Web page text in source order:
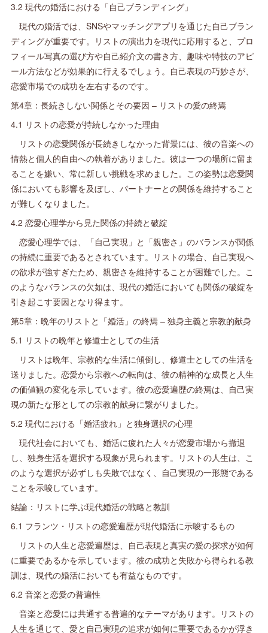
3.2 現代の婚活における「自己ブランディング」
現代の婚活では、SNSやマッチングアプリを通じた自己ブラン
ディングが重要です。リストの演出力を現代に応用すると、プロ
フィール写真の選び方や自己紹介文の書き方、趣味や特技のアピ
ール方法などが効果的に行えるでしょう。自己表現の巧妙さが、
恋愛市場での成功を左右するのです。
第4章：長続きしない関係とその要因 – リストの愛の終焉
4.1 リストの恋愛が持続しなかった理由
リストの恋愛関係が長続きしなかった背景には、彼の音楽への
情熱と個人的自由への執着がありました。彼は一つの場所に留ま
ることを嫌い、常に新しい挑戦を求めました。この姿勢は恋愛関
係においても影響を及ぼし、パートナーとの関係を維持すること
が難しくなりました。
4.2 恋愛心理学から見た関係の持続と破綻
恋愛心理学では、「自己実現」と「親密さ」のバランスが関係
の持続に重要であるとされています。リストの場合、自己実現へ
の欲求が強すぎたため、親密さを維持することが困難でした。こ
のようなバランスの欠如は、現代の婚活においても関係の破綻を
引き起こす要因となり得ます。
第5章：晩年のリストと「婚活」の終焉 – 独身主義と宗教的献身
5.1 リストの晩年と修道士としての生活
リストは晩年、宗教的な生活に傾倒し、修道士としての生活を
送りました。恋愛から宗教への転向は、彼の精神的な成長と人生
の価値観の変化を示しています。彼の恋愛遍歴の終焉は、自己実
現の新たな形としての宗教的献身に繋がりました。
5.2 現代における「婚活疲れ」と独身選択の心理
現代社会においても、婚活に疲れた人々が恋愛市場から撤退
し、独身生活を選択する現象が見られます。リストの人生は、こ
のような選択が必ずしも失敗ではなく、自己実現の一形態である
ことを示唆しています。
結論：リストに学ぶ現代婚活の戦略と教訓
6.1 フランツ・リストの恋愛遍歴が現代婚活に示唆するもの
リストの人生と恋愛遍歴は、自己表現と真実の愛の探求が如何
に重要であるかを示しています。彼の成功と失敗から得られる教
訓は、現代の婚活においても有益なものです。
6.2 音楽と恋愛の普遍性
音楽と恋愛には共通する普遍的なテーマがあります。リストの
人生を通じて、愛と自己実現の追求が如何に重要であるかが浮き